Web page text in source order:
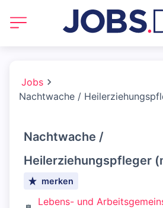
Jobs
Nachtwache /
Nachtwache /
Heilerziehungspfleger
merken
Lebens- und